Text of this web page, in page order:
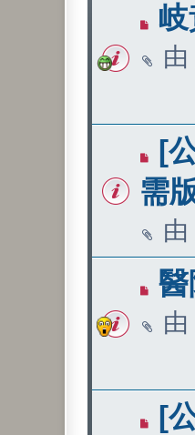
由
[
需
由
由
[